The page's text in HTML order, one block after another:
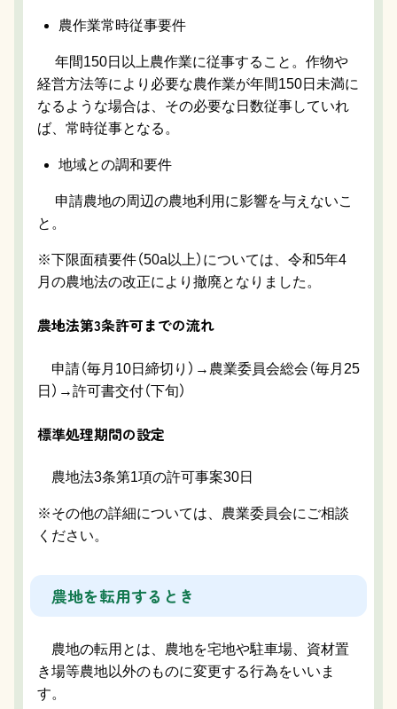
農作業常時従事要件
年間150日以上農作業に従事すること。作物や
経営方法等により必要な農作業が年間150日未満に
なるような場合は、その必要な日数従事していれ
ば、常時従事となる。
地域との調和要件
申請農地の周辺の農地利用に影響を与えないこ
と。
※下限面積要件（50a以上）については、令和5年4
月の農地法の改正により撤廃となりました。
農地法第3条許可までの流れ
申請（毎月10日締切り）→農業委員会総会（毎月25
日）→許可書交付（下旬）
標準処理期間の設定
農地法3条第1項の許可事案30日
※その他の詳細については、農業委員会にご相談
ください。
農地を転用するとき
農地の転用とは、農地を宅地や駐車場、資材置
き場等農地以外のものに変更する行為をいいま
す。